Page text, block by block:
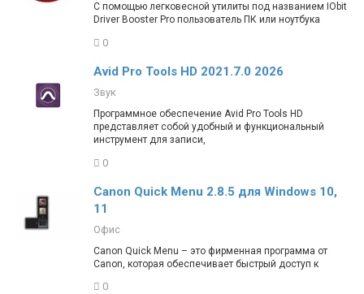
С помощью легковесной утилиты под названием IObit
Driver Booster Pro пользователь ПК или ноутбука
0
Avid Pro Tools HD 2021.7.0 2026
Звук
Программное обеспечение Avid Pro Tools HD
представляет собой удобный и функциональный
инструмент для записи,
0
Canon Quick Menu 2.8.5 для Windows 10,
11
Офис
Canon Quick Menu – это фирменная программа от
Canon, которая обеспечивает быстрый доступ к
0